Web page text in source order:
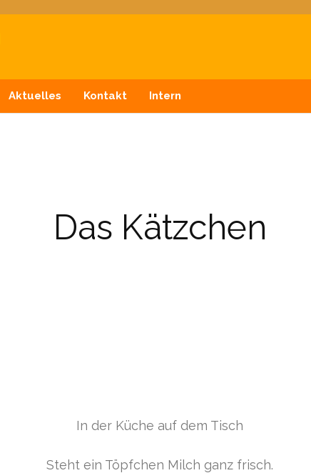
Aktuelles Kontakt Intern
Das Kätzchen
In der Küche auf dem Tisch
Steht ein Töpfchen Milch ganz frisch.